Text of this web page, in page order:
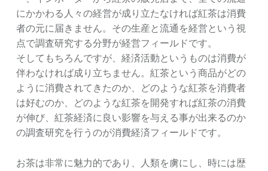
にかかわる人々の経営が成り立たなければ紅茶は消費
者の元に届きません。その生産と流通を経営という視
点で調査研究する分野が経営フィールドです。
そしてもちろんですが、経済活動というものは消費が
伴わなければ成り立ちません。紅茶という商品がどの
ように消費されてきたのか、どのような紅茶を消費者
は好むのか、どのような紅茶を開発すれば紅茶の消費
が伸び、紅茶経済に良い影響を与える事が出来るのか
の調査研究を行うのが消費経済フィールドです。
お茶は非常に魅力的であり、人類を虜にし、時には歴